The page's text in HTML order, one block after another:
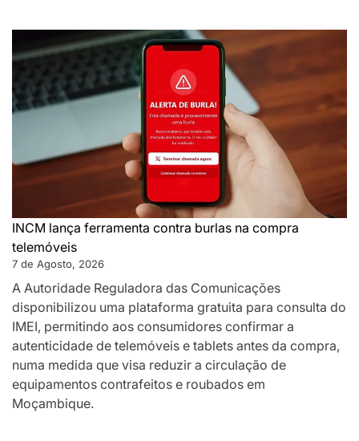
INCM lança ferramenta contra burlas na compra
telemóveis
7 de Agosto, 2026
A Autoridade Reguladora das Comunicações
disponibilizou uma plataforma gratuita para consulta do
IMEI, permitindo aos consumidores confirmar a
autenticidade de telemóveis e tablets antes da compra,
numa medida que visa reduzir a circulação de
equipamentos contrafeitos e roubados em
Moçambique.